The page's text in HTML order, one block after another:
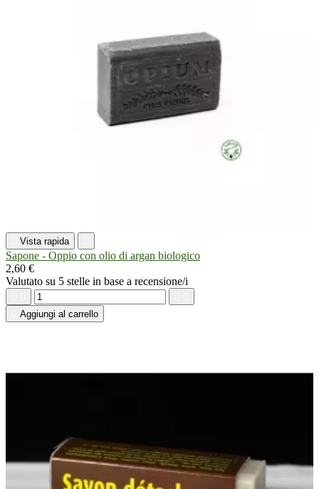
Vista rapida
Sapone - Oppio con olio di argan biologico
2,60 €
Valutato su 5 stelle in base a recensione/i
Aggiungi al carrello